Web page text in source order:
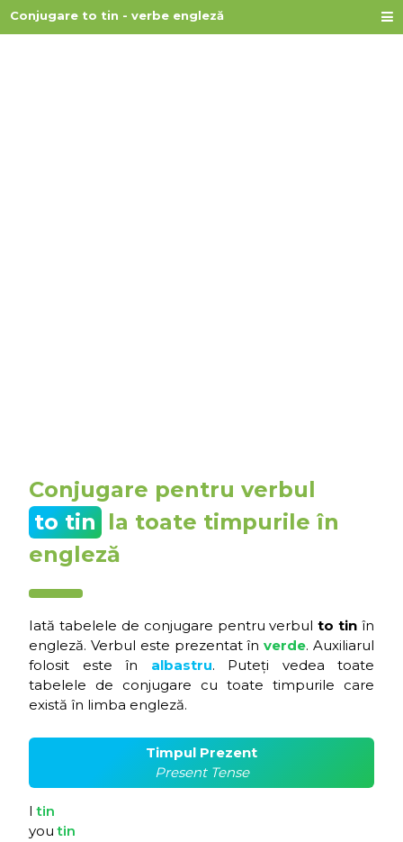
Conjugare to tin - verbe engleză
Conjugare pentru verbul
to tin la toate timpurile în
engleză
Iată tabelele de conjugare pentru verbulto tin în
engleză. Verbul este prezentat înverde. Auxiliarul
folosit este în albastru. Puteți vedea toate
tabelele de conjugare cu toate timpurile care
există în limba engleză.
Timpul Prezent
Present Tense
Itin
youtin